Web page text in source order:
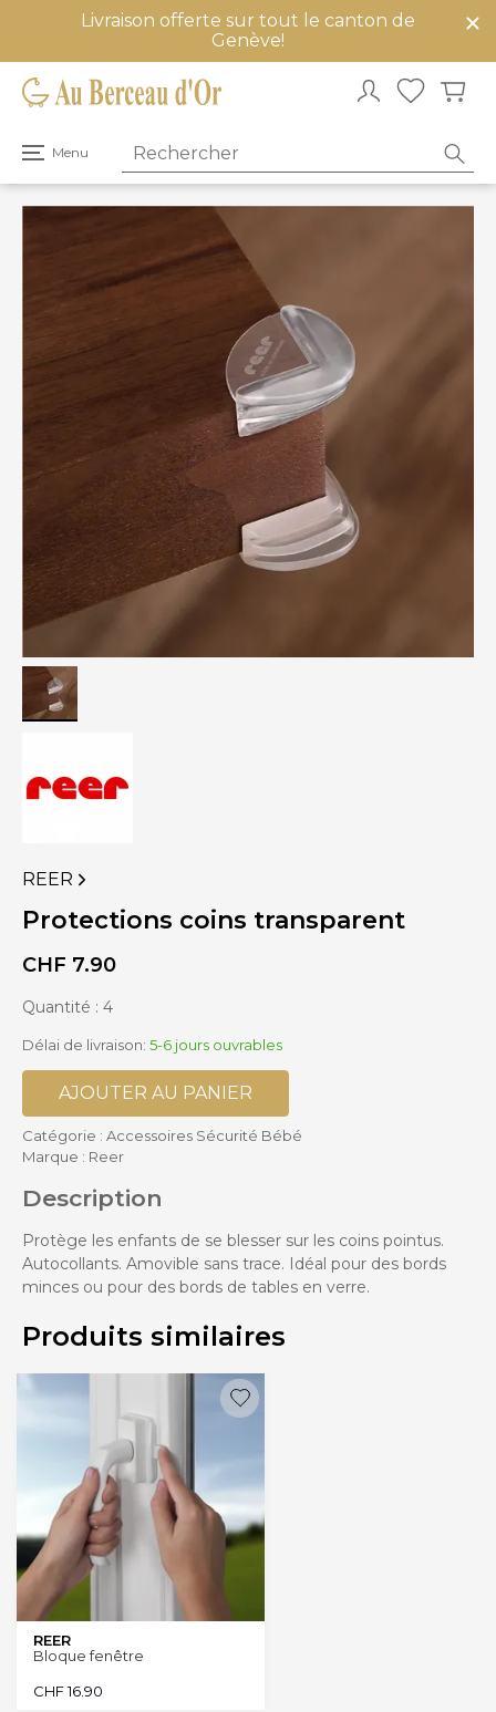
Livraison offerte sur tout le canton de
Genève!
Menu
Ouvrir
menu
principal
VOIR
PLUS
DE
DE
REER
Protections coins transparent
CHF 7.90
Quantité : 4
Délai de livraison: 5-6 jours ouvrables
AJOUTER AU PANIER
Catégorie : Accessoires Sécurité Bébé
Marque : Reer
Description
Protège les enfants de se blesser sur les coins pointus.
Autocollants. Amovible sans trace. Idéal pour des bords
minces ou pour des bords de tables en verre.
Produits similaires
REER
Bloque fenêtre
CHF16.90